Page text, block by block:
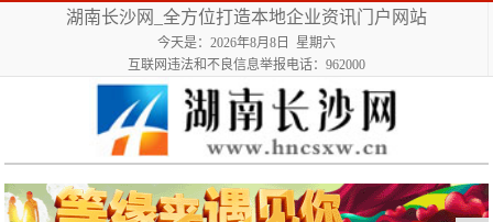
湖南长沙网_全方位打造本地企业资讯门户网站
今天是：2026年8月8日 星期六
互联网违法和不良信息举报电话：962000